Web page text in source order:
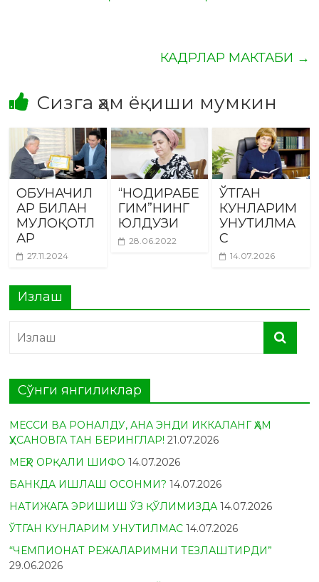
КАДРЛАР МАКТАБИ →
Сизга ҳам ёқиши мумкин
ОБУНАЧИЛ
АР БИЛАН
МУЛОҚОТЛ
АР
27.11.2024
“НОДИРАБЕ
ГИМ”НИНГ
ЮЛДУЗИ
28.06.2022
ЎТГАН
КУНЛАРИМ
УНУТИЛМА
С
14.07.2026
Излаш
Сўнги янгиликлар
МЕССИ ВА РОНАЛДУ, АНА ЭНДИ ИККАЛАНГ ҲАМ
ҲУСАНОВГА ТАН БЕРИНГЛАР! 21.07.2026
МЕҲР ОРҚАЛИ ШИФО 14.07.2026
БАНКДА ИШЛАШ ОСОНМИ? 14.07.2026
НАТИЖАГА ЭРИШИШ ЎЗ ҚЎЛИМИЗДА 14.07.2026
ЎТГАН КУНЛАРИМ УНУТИЛМАС 14.07.2026
“ЧЕМПИОНАТ РЕЖАЛАРИМНИ ТЕЗЛАШТИРДИ”
29.06.2026